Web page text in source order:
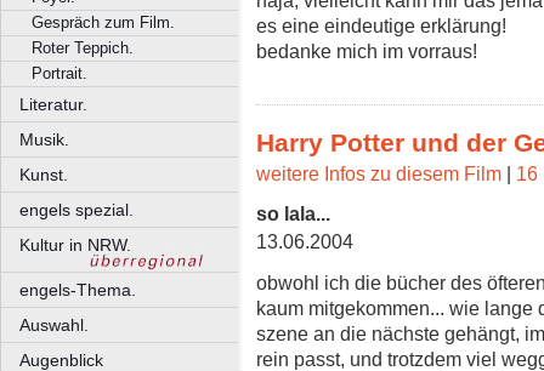
Gespräch zum Film.
Roter Teppich.
Portrait.
Literatur.
Musik.
Kunst.
engels spezial.
Kultur in NRW.
engels-Thema.
Auswahl.
Augenblick
es eine eindeutige erklärung!
bedanke mich im vorraus!
Harry Potter und der
weitere Infos zu diesem Film | 16
so lala...
13.06.2004
obwohl ich die bücher des
kaum mitgekommen... wie lange
szene an die nächste gehängt,
rein passt, und trotzdem viel